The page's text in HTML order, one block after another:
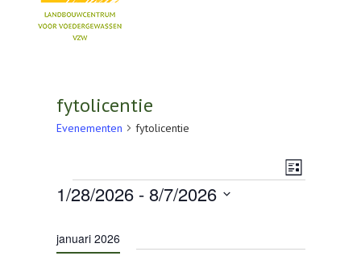
PUBLICATIES
AGENDA
CONTACT
fytolicentie
Evenementen fytolicentie
Lijst
Evenementen
1/28/2026 - 8/7/2026
datum.
januari 2026